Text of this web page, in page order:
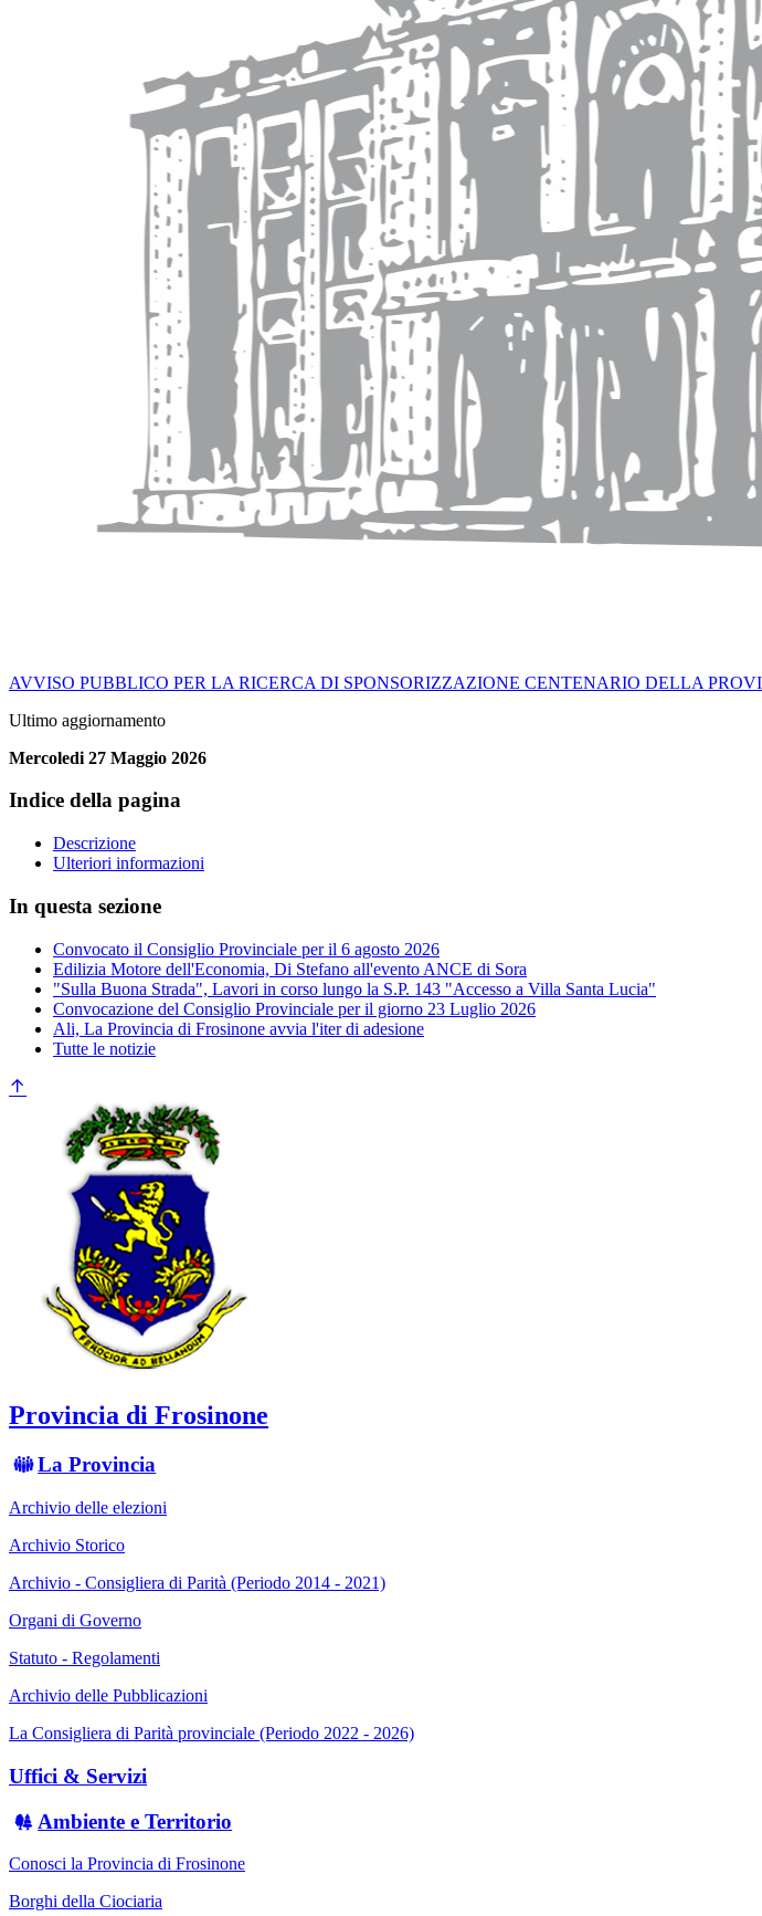
AVVISO PUBBLICO PER LA RICERCA DI SPONSORIZZAZIONE CENTENARIO DELLA
Ultimo aggiornamento
Mercoledi 27 Maggio 2026
Indice della pagina
Descrizione
Ulteriori informazioni
In questa sezione
Convocato il Consiglio Provinciale per il 6 agosto 2026
Edilizia Motore dell'Economia, Di Stefano all'evento ANCE di Sora
"Sulla Buona Strada", Lavori in corso lungo la S.P. 143 "Accesso a Villa Santa Lucia"
Convocazione del Consiglio Provinciale per il giorno 23 Luglio 2026
Ali, La Provincia di Frosinone avvia l'iter di adesione
Tutte le notizie
Provincia di Frosinone
La Provincia
Archivio delle elezioni
Archivio Storico
Archivio - Consigliera di Parità (Periodo 2014 - 2021)
Organi di Governo
Statuto - Regolamenti
Archivio delle Pubblicazioni
La Consigliera di Parità provinciale (Periodo 2022 - 2026)
Uffici & Servizi
Ambiente e Territorio
Conosci la Provincia di Frosinone
Borghi della Ciociaria